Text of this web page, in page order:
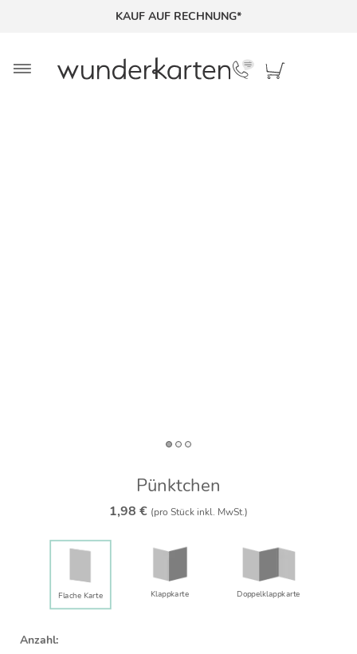
KAUF AUF RECHNUNG*
Pünktchen
1,98 € (pro Stück inkl. MwSt.)
Flache Karte Klappkarte Doppelklapp­karte
Anzahl: